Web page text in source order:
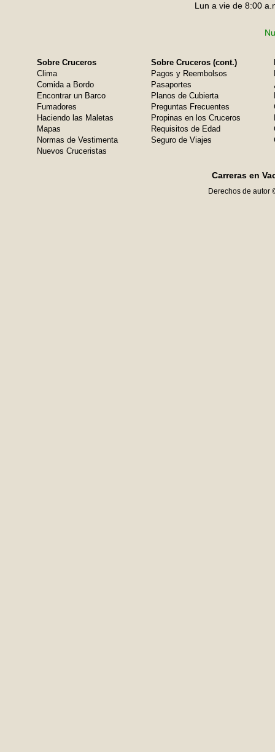
Lun a vie de 8:00
Sobre Cruceros
Clima
Comida a Bordo
Encontrar un Barco
Fumadores
Haciendo las Maletas
Mapas
Normas de Vestimenta
Nuevos Cruceristas
Sobre Cruceros (cont.)
Pagos y Reembolsos
Pasaportes
Planos de Cubierta
Preguntas Frecuentes
Propinas en los Cruceros
Requisitos de Edad
Seguro de Viajes
Carreras en
Derechos de autor